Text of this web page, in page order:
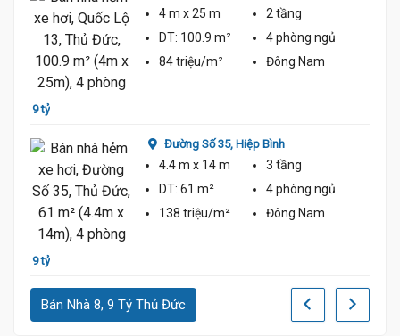
9 tỷ
4 m x 25 m
2 tầng
DT: 100.9 m² 4 phòng ngủ
84 triệu/m²
Đông Nam
9 tỷ
Đường Số 35, Hiệp Bình
4.4 m x 14 m
3 tầng
DT: 61 m² 4 phòng ngủ
138 triệu/m²
Đông Nam
Bán Nhà 8, 9 Tỷ Thủ Đức